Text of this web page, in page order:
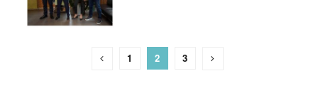
1 2 3